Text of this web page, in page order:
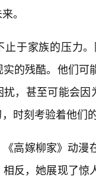
。
止于家族的压力
的残酷。他们
，甚至可能会
时刻考验着他们
高嫁柳家》动漫
反，她展现了